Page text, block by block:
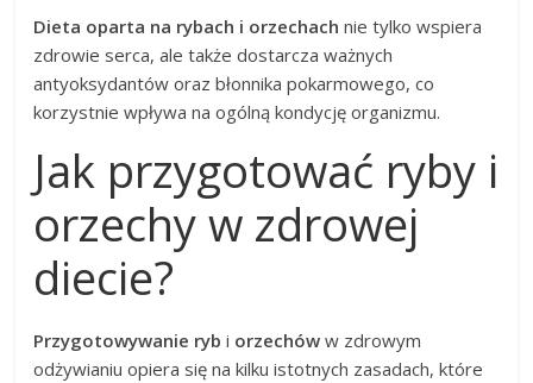
Dieta oparta na rybach i orzechach nie tylko wspiera
zdrowie serca, ale także dostarcza ważnych
antyoksydantów oraz błonnika pokarmowego, co
korzystnie wpływa na ogólną kondycję organizmu.
Jak przygotować ryby i
orzechy w zdrowej
diecie?
Przygotowywanie ryb i orzechów w zdrowym
odżywianiu opiera się na kilku istotnych zasadach, które